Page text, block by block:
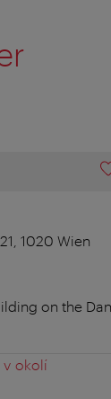
1020 Wien
on the
v okolí